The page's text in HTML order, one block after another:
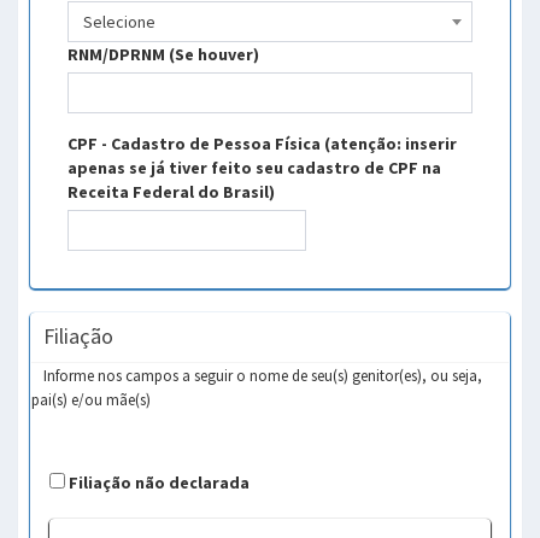
Selecione
RNM/DPRNM (Se houver)
CPF - Cadastro de Pessoa Física (atenção: inserir
apenas se já tiver feito seu cadastro de CPF na
Receita Federal do Brasil)
Filiação
Informe nos campos a seguir o nome de seu(s) genitor(es), ou seja,
pai(s) e/ou mãe(s)
Filiação não declarada